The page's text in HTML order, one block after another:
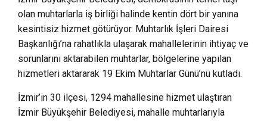
olan muhtarlarla iş birliği halinde kentin dört bir yanına
kesintisiz hizmet götürüyor. Muhtarlık İşleri Dairesi
Başkanlığı’na rahatlıkla ulaşarak mahallelerinin ihtiyaç ve
sorunlarını aktarabilen muhtarlar, bölgelerine yapılan
hizmetleri aktararak 19 Ekim Muhtarlar Günü’nü kutladı.
İzmir’in 30 ilçesi, 1294 mahallesine hizmet ulaştıran
İzmir Büyükşehir Belediyesi, mahalle muhtarlarıyla